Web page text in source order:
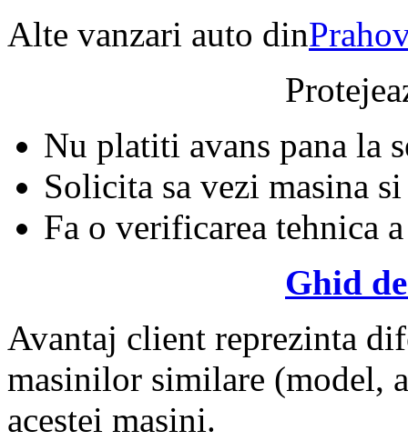
Alte vanzari auto din
Nu platiti avans pana la
Solicita sa vezi masina si
Fa o verificarea tehnica
Ghid
Avantaj client reprezinta
masinilor similare (model,
acestei masini.